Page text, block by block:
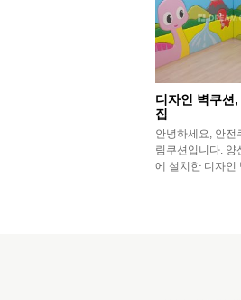
디자인 벽쿠션,
집
안녕하세요, 안전
림쿠션입니다. 양
에 설치한 디자인